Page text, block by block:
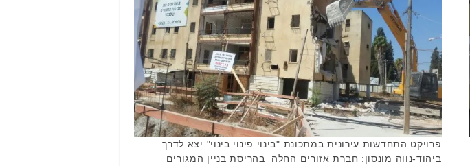
פרויקט התחדשות עירונית במתכונת "בינוי פינוי בינוי" יצא לדרך
ביהוד-נווה מונסון: חברת אזורים החלה בהריסת בניין המגורים